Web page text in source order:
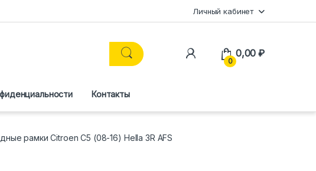
Личный кабинет
0
0,00₽
Контакты
рамки Citroen C5 (08-16) Hella 3R AFS